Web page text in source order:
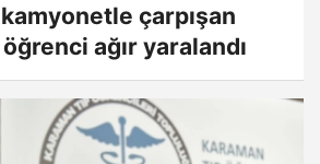
çarpışan
ağır yaralandı